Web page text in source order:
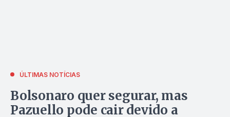
ÚLTIMAS NOTÍCIAS
Bolsonaro quer segurar, mas
Pazuello pode cair devido a